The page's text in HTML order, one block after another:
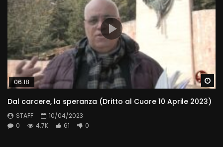
06:18
Dal carcere, la speranza (Dritto al Cuore 10 Aprile 2023)
STAFF
10/04/2023
0
4.7K 61 0